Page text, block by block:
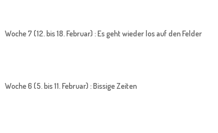
Woche 7 (12. bis 18. Februar) : Es geht wieder los auf den Felder
Woche 6 (5. bis 11. Februar) : Bissige Zeiten